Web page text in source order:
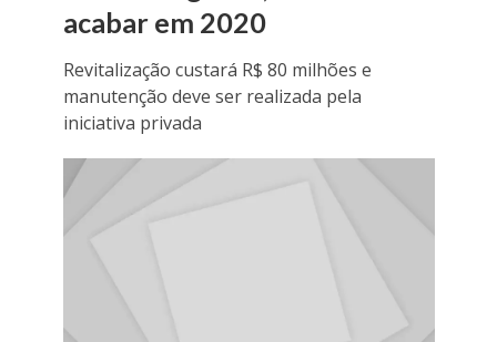
acabar em 2020
Revitalização custará R$ 80 milhões e
manutenção deve ser realizada pela
iniciativa privada